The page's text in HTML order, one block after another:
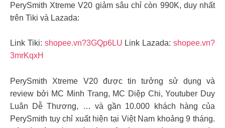
PerySmith Xtreme V20 giảm sâu chỉ còn 990K, duy nhất
trên Tiki và Lazada:
Link Tiki: shopee.vn?3GQp6LU Link Lazada:shopee.vn?
3mrKqxH
PerySmith Xtreme V20 được tin tưởng sử dụng và
review bởi MC Minh Trang, MC Diệp Chi, Youtuber Duy
Luân Dễ Thương, … và gần 10.000 khách hàng của
PerySmith tuy chỉ xuất hiện tại Việt Nam khoảng 9 tháng.